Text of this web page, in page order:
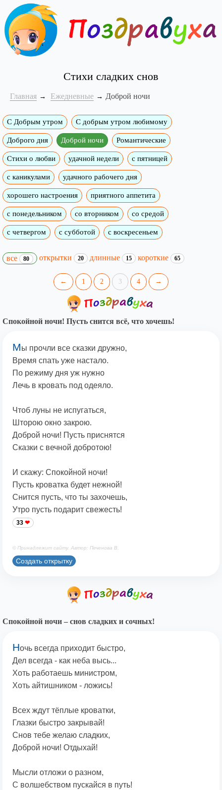
Стихи сладких снов
Главная Ежедневные Доброй ночи
С Добрым утром C добрым утром любимому
Доброго дня Доброй ночи Романтические
Стихи о любви удачной недели c пятницей
с каникулами удачного рабочего дня
хорошего настроения приятного аппетита
с понедельником со вторником со средой
с четвергом с субботой с воскресеньем
все 80 открытки 20 длинные 15 короткие 65
← 1 2 3 4 →
Спокойной ночи! Пусть снится всё, что хочешь!
Мы прочли все сказки дружно,
Время спать уже настало.
По режиму дня уж нужно
Лечь в кровать под одеяло.
Чтоб луны не испугаться,
Шторою окно закрою.
Доброй ночи! Пусть приснятся
Сказки с вечной добротою!
И скажу: Спокойной ночи!
Пусть кроватка будет нежной!
Снится пусть, что ты захочешь,
Утро пусть подарит свежесть!
33
© Принадлежит сайту. Автор: Печенова В.
Создать открытку
Спокойной ночи – снов сладких и сочных!
Ночь всегда приходит быстро,
Дел всегда - как неба высь...
Хоть работаешь министром,
Хоть айтишником - ложись!
Всех ждут тёплые кроватки,
Глазки быстро закрывай!
Снов тебе желаю сладких,
Доброй ночи! Отдыхай!
Мысли отложи о разном,
С волшебством пускайся в путь!